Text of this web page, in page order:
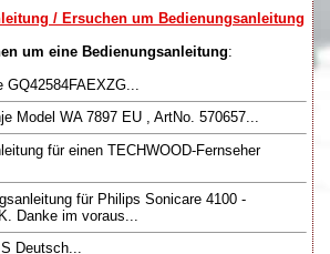
/ Ersuchen um Bedienungsanleitung
um eine Bedienungsanleitung:
GQ42584FAEXZG...
Model WA 7897 EU , ArtNo. 570657...
für einen TECHWOOD-Fernseher
für Philips Sonicare 4100 -
Danke im voraus...
Deutsch...